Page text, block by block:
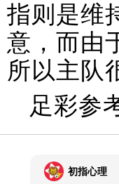
指则是维
意，而由
所以主队
足彩参
初指心理